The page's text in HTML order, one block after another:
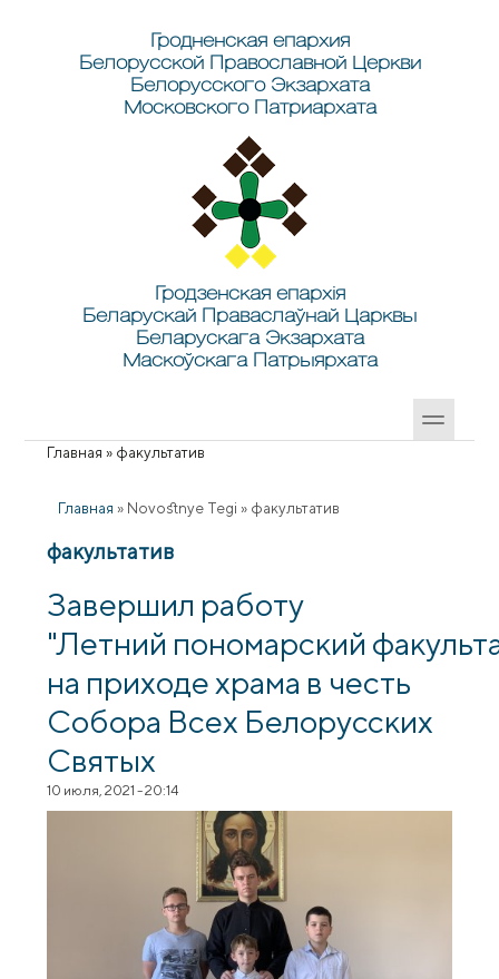
Гродненская епархия
Белорусской Православной Церкви
Белорусского Экзархата
Московского Патриархата
Гродзенская епархія
Беларускай Праваслаўнай Царквы
Беларускага Экзархата
Маскоўскага Патрыярхата
Вы здесь
Главная » факультатив
Главная » Novostnye Tegi » факультатив
факультатив
Завершил работу
"Летний пономарский
на приходе храма в честь
Собора Всех Белорусских
Святых
10 июля, 2021 - 20:14